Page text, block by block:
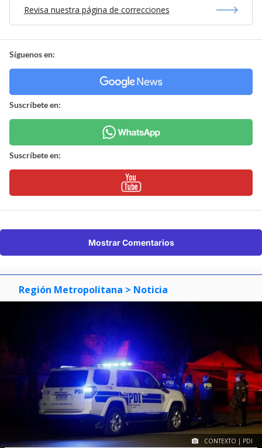
Revisa nuestra página de correcciones
Síguenos en:
Suscríbete en:
Suscríbete en:
Mostrar Comentarios
Región Metropolitana > Noticia
CONTEXTO | PDI